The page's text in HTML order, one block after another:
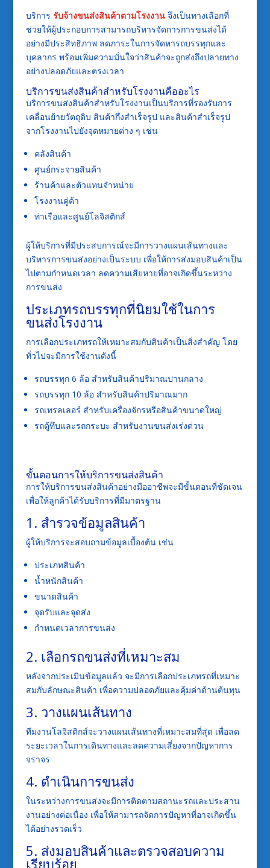
บริการ รับจ้างขนส่งสินค้าตามโรงงานจึงเป็นทางเลือกที่
ช่วยให้ผู้ประกอบการสามารถบริหารจัดการการขนส่งได้
อย่างมีประสิทธิภาพ ลดภาระในการจัดหารถบรรทุกและ
บุคลากร พร้อมเพิ่มความมั่นใจว่าสินค้าจะถูกส่งถึงปลายทาง
อย่างปลอดภัยและตรงเวลา
บริการขนส่งสินค้าสำหรับโรงงานคืออะไร
บริการขนส่งสินค้าสำหรับโรงงานเป็นบริการที่รองรับการ
เคลื่อนย้ายวัตถุดิบ สินค้ากึ่งสำเร็จรูป และสินค้าสำเร็จรูป
จากโรงงานไปยังจุดหมายต่าง ๆ เช่น
คลังสินค้า
ศูนย์กระจายสินค้า
ร้านค้าและตัวแทนจำหน่าย
โรงงานคู่ค้า
ท่าเรือและศูนย์โลจิสติกส์
ผู้ให้บริการที่มีประสบการณ์จะมีการวางแผนเส้นทางและ
บริหารการขนส่งอย่างเป็นระบบ เพื่อให้การส่งมอบสินค้าเป็น
ไปตามกำหนดเวลา ลดความเสียหายที่อาจเกิดขึ้นระหว่าง
การขนส่ง
ประเภทรถบรรทุกที่นิยมใช้ในการ
ขนส่งโรงงาน
การเลือกประเภทรถให้เหมาะสมกับสินค้าเป็นสิ่งสำคัญ โดย
ทั่วไปจะมีการใช้งานดังนี้
รถบรรทุก 6 ล้อ สำหรับสินค้าปริมาณปานกลาง
รถบรรทุก 10 ล้อ สำหรับสินค้าปริมาณมาก
รถเทรลเลอร์ สำหรับเครื่องจักรหรือสินค้าขนาดใหญ่
รถตู้ทึบและรถกระบะ สำหรับงานขนส่งเร่งด่วน
ขั้นตอนการให้บริการขนส่งสินค้า
การให้บริการขนส่งสินค้าอย่างมืออาชีพจะมีขั้นตอนที่ชัดเจน
เพื่อให้ลูกค้าได้รับบริการที่มีมาตรฐาน
1. สำรวจข้อมูลสินค้า
ผู้ให้บริการจะสอบถามข้อมูลเบื้องต้น เช่น
ประเภทสินค้า
น้ำหนักสินค้า
ขนาดสินค้า
จุดรับและจุดส่ง
กำหนดเวลาการขนส่ง
2. เลือกรถขนส่งที่เหมาะสม
หลังจากประเมินข้อมูลแล้ว จะมีการเลือกประเภทรถที่เหมาะ
สมกับลักษณะสินค้า เพื่อความปลอดภัยและคุ้มค่าด้านต้นทุน
3. วางแผนเส้นทาง
ทีมงานโลจิสติกส์จะวางแผนเส้นทางที่เหมาะสมที่สุด เพื่อลด
ระยะเวลาในการเดินทางและลดความเสี่ยงจากปัญหาการ
จราจร
4. ดำเนินการขนส่ง
ในระหว่างการขนส่งจะมีการติดตามสถานะรถและประสาน
งานอย่างต่อเนื่อง เพื่อให้สามารถจัดการปัญหาที่อาจเกิดขึ้น
ได้อย่างรวดเร็ว
5. ส่งมอบสินค้าและตรวจสอบความ
เรียบร้อย